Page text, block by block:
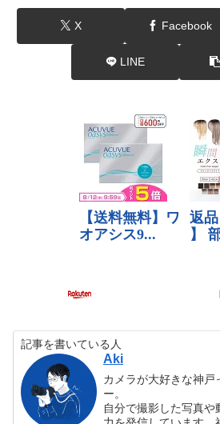
X Facebook
LINE
記事を書いている人
Aki
カメラが大好きな神戸
ー。
自分で撮影した写真